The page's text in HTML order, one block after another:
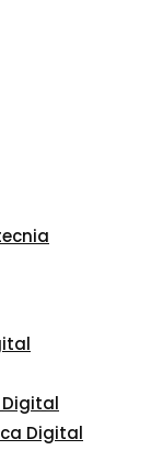
Digital
Digital